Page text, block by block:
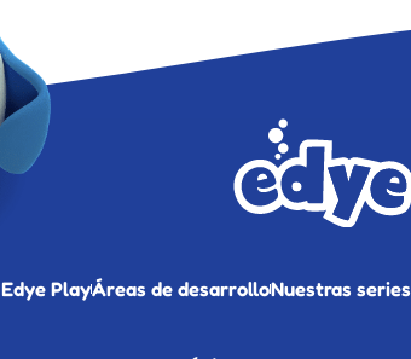
Edye PlayÁreas de desarrolloNuestras series